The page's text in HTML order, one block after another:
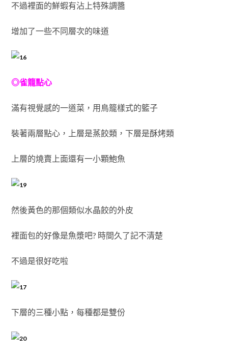
不過裡面的鮮蝦有沾上特殊調醬
增加了一些不同層次的味道
◎雀籠點心
滿有視覺感的一道菜，用鳥籠樣式的籃子
裝著兩層點心，上層是蒸餃類，下層是酥烤類
上層的燒賣上面還有一小顆鮑魚
然後黃色的那個類似水晶餃的外皮
裡面包的好像是魚漿吧? 時間久了記不清楚
不過是很好吃啦
下層的三種小點，每種都是雙份